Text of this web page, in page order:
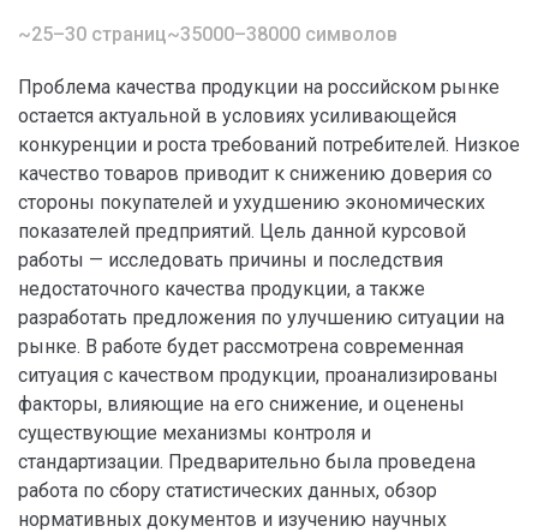
~25–30 страниц~35000–38000 символов
Проблема качества продукции на российском рынке
остается актуальной в условиях усиливающейся
конкуренции и роста требований потребителей. Низкое
качество товаров приводит к снижению доверия со
стороны покупателей и ухудшению экономических
показателей предприятий. Цель данной курсовой
работы — исследовать причины и последствия
недостаточного качества продукции, а также
разработать предложения по улучшению ситуации на
рынке. В работе будет рассмотрена современная
ситуация с качеством продукции, проанализированы
факторы, влияющие на его снижение, и оценены
существующие механизмы контроля и
стандартизации. Предварительно была проведена
работа по сбору статистических данных, обзор
нормативных документов и изучению научных